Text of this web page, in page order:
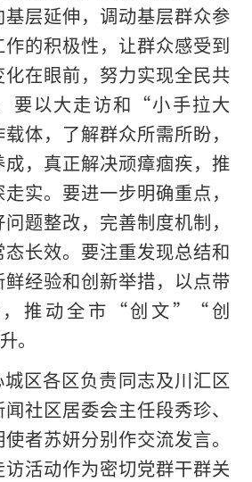
层延伸，调动基层群众参
的积极性，让群众感受到
在眼前，努力实现全民共
要以大走访和“小手拉大
体，了解群众所需所盼，
，真正解决顽瘴痼疾，推
实。要进一步明确重点，
题整改，完善制度机制，
长效。要注重发现总结和
经验和创新举措，以点带
，推动全市“创文”“创
。
区各区负责同志及川汇区
社区居委会主任段秀珍、
者苏妍分别作交流发言。
活动作为密切党群干群关